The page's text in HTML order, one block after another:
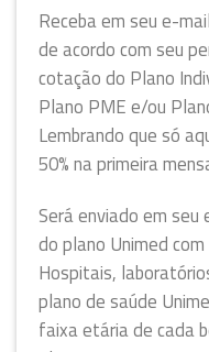
Receba em seu e-
de acordo com seu
cotação do Plano
Plano PME e/ou
Lembrando que só
50% na primeira
Será enviado em
do plano Unimed
Hospitais,
plano de saúde
faixa etária de cada